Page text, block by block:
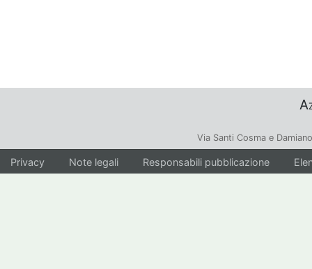
Via Santi Cosma e
Privacy Note legali Responsabili pubblicazione